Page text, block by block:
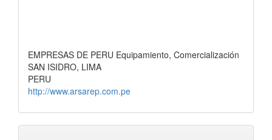
EMPRESAS DE PERU Equipamiento, Comercialización
SAN ISIDRO, LIMA
PERU
http://www.arsarep.com.pe